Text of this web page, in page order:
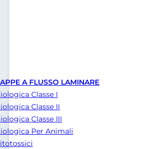
A FLUSSO LAMINARE
Classe I
Classe II
Classe III
Per Animali